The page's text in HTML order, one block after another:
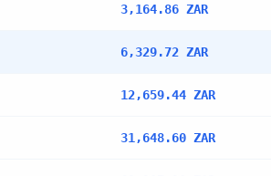
3,164.86 ZAR
6,329.72 ZAR
12,659.44 ZAR
31,648.60 ZAR